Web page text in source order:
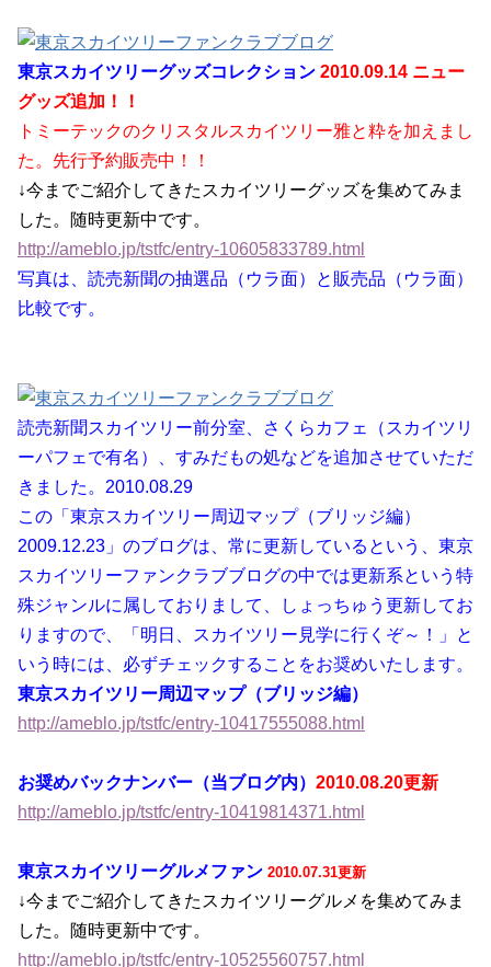
東京スカイツリーグッズコレクション 2010.09.14 ニュー
グッズ追加！！
トミーテックのクリスタルスカイツリー雅と粋を加えまし
た。先行予約販売中！！
↓今までご紹介してきたスカイツリーグッズを集めてみま
した。随時更新中です。
http://ameblo.jp/tstfc/entry-10605833789.html
写真は、読売新聞の抽選品（ウラ面）と販売品（ウラ面）
比較です。
読売新聞スカイツリー前分室、さくらカフェ（スカイツリ
ーパフェで有名）、すみだもの処などを追加させていただ
きました。2010.08.29
この「東京スカイツリー周辺マップ（ブリッジ編）
2009.12.23」のブログは、常に更新しているという、東京
スカイツリーファンクラブブログの中では更新系という特
殊ジャンルに属しておりまして、しょっちゅう更新してお
りますので、「明日、スカイツリー見学に行くぞ～！」と
いう時には、必ずチェックすることをお奨めいたします。
東京スカイツリー周辺マップ（ブリッジ編）
http://ameblo.jp/tstfc/entry-10417555088.html
お奨めバックナンバー（当ブログ内） 2010.08.20更新
http://ameblo.jp/tstfc/entry-10419814371.html
東京スカイツリーグルメファン 2010.07.31更新
↓今までご紹介してきたスカイツリーグルメを集めてみま
した。随時更新中です。
http://ameblo.jp/tstfc/entry-10525560757.html